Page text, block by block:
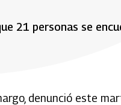
21 personas se
denunció este